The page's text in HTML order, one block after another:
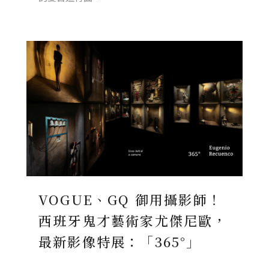
VOGUE、GQ 御用攝影師！
西班牙鬼才藝術家尤傑尼歐，
最新影像特展：「365°」